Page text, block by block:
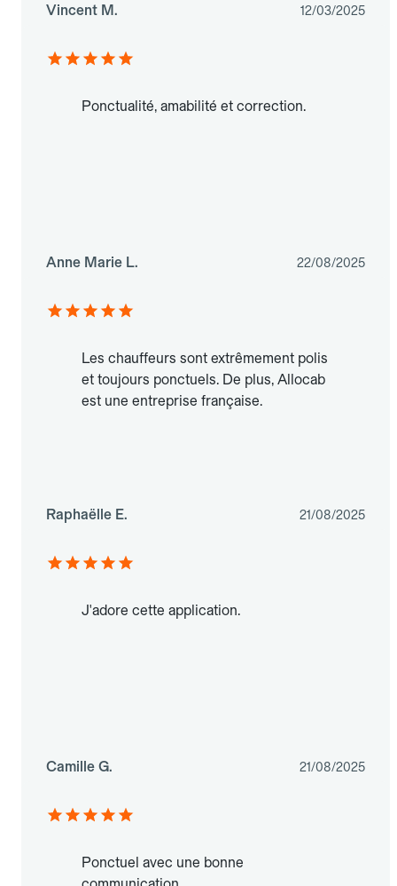
Vincent M. 12/03/2025
Ponctualité, amabilité et correction.
Anne Marie L. 22/08/2025
Les chauffeurs sont extrêmement polis
et toujours ponctuels. De plus, Allocab
est une entreprise française.
Raphaëlle E. 21/08/2025
J'adore cette application.
Camille G. 21/08/2025
Ponctuel avec une bonne